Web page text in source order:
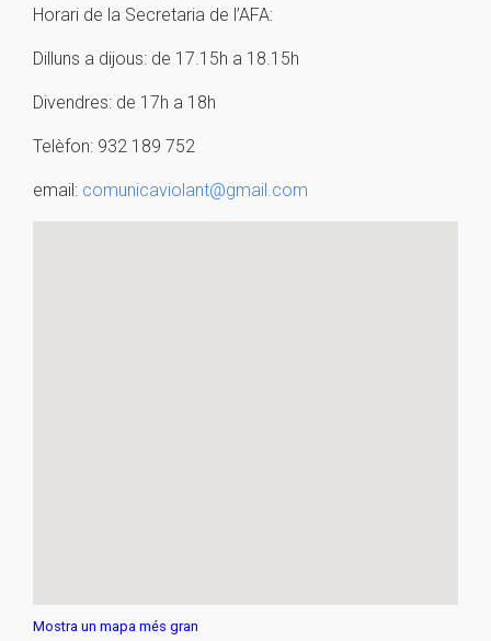
Horari de la Secretaria de l’AFA:
Dilluns a dijous: de 17.15h a 18.15h
Divendres: de 17h a 18h
Telèfon: 932 189 752
email: comunicaviolant@gmail.com
Mostra un mapa més gran